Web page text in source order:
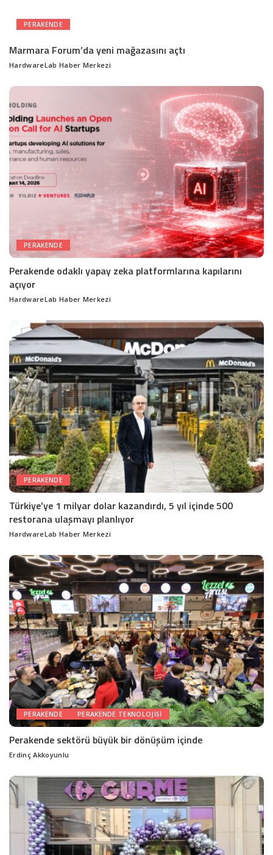
PERAKENDE
Marmara Forum’da yeni mağazasını açtı
Posted
HardwareLab Haber Merkezi
PERAKENDE
Perakende odaklı yapay zeka platformlarına kapılarını
açıyor
Posted
HardwareLab Haber Merkezi
PERAKENDE
Türkiye’ye 1 milyar dolar kazandırdı, 5 yıl içinde 500
restorana ulaşmayı planlıyor
Posted
HardwareLab Haber Merkezi
PERAKENDE PERAKENDE TEKNOLOJISI
Perakende sektörü büyük bir dönüşüm içinde
Posted
Erdinç Akkoyunlu